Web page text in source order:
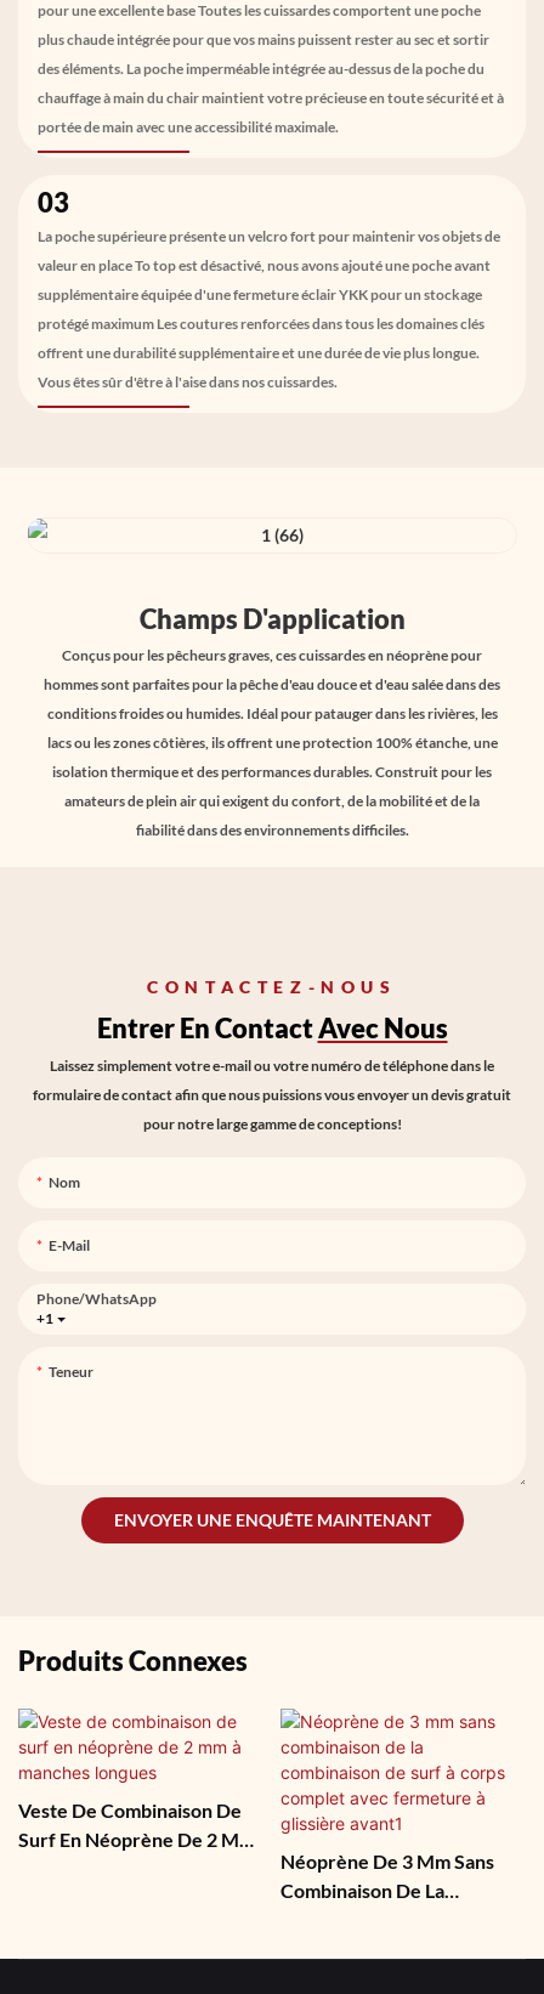
pour une excellente base Toutes les cuissardes comportent une poche
plus chaude intégrée pour que vos mains puissent rester au sec et sortir
des éléments. La poche imperméable intégrée au-dessus de la poche du
chauffage à main du chair maintient votre précieuse en toute sécurité et à
portée de main avec une accessibilité maximale.
03
La poche supérieure présente un velcro fort pour maintenir vos objets de
valeur en place To top est désactivé, nous avons ajouté une poche avant
supplémentaire équipée d'une fermeture éclair YKK pour un stockage
protégé maximum Les coutures renforcées dans tous les domaines clés
offrent une durabilité supplémentaire et une durée de vie plus longue.
Vous êtes sûr d'être à l'aise dans nos cuissardes.
Champs D'application
Conçus pour les pêcheurs graves, ces cuissardes en néoprène pour
hommes sont parfaites pour la pêche d'eau douce et d'eau salée dans des
conditions froides ou humides. Idéal pour patauger dans les rivières, les
lacs ou les zones côtières, ils offrent une protection 100% étanche, une
isolation thermique et des performances durables. Construit pour les
amateurs de plein air qui exigent du confort, de la mobilité et de la
fiabilité dans des environnements difficiles.
CONTACTEZ-NOUS
Entrer En ContactAvec Nous
Laissez simplement votre e-mail ou votre numéro de téléphone dans le
formulaire de contact afin que nous puissions vous envoyer un devis gratuit
pour notre large gamme de conceptions!
Nom
E-Mail
+1
Phone/whatsApp
Teneur
ENVOYER UNE ENQUÊTE MAINTENANT
Produits Connexes
Veste De Combinaison De
Surf En Néoprène De 2 Mm
Néoprène De 3 Mm Sans
Combinaison De La